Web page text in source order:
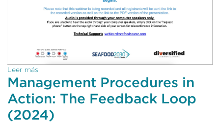
Leer más
Management Procedures in
Action: The Feedback Loop
(2024)